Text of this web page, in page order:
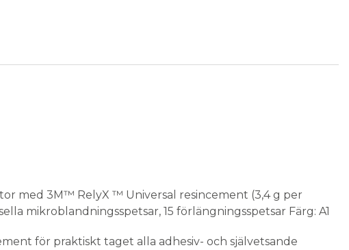
med 3M™ RelyX ™ Universal resincement (3,4 g per
mikroblandningsspetsar, 15 förlängningsspetsar Färg: A1
för praktiskt taget alla adhesiv- och självetsande